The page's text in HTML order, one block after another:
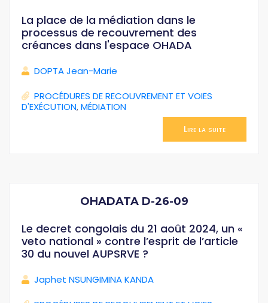
La place de la médiation dans le
processus de recouvrement des
créances dans l'espace OHADA
DOPTA Jean-Marie
PROCÉDURES DE RECOUVREMENT ET VOIES
D'EXÉCUTION,MÉDIATION
Lire la suite
OHADATA D-26-09
Le decret congolais du 21 août 2024, un «
veto national » contre l’esprit de l’article
30 du nouvel AUPSRVE ?
Japhet NSUNGIMINA KANDA